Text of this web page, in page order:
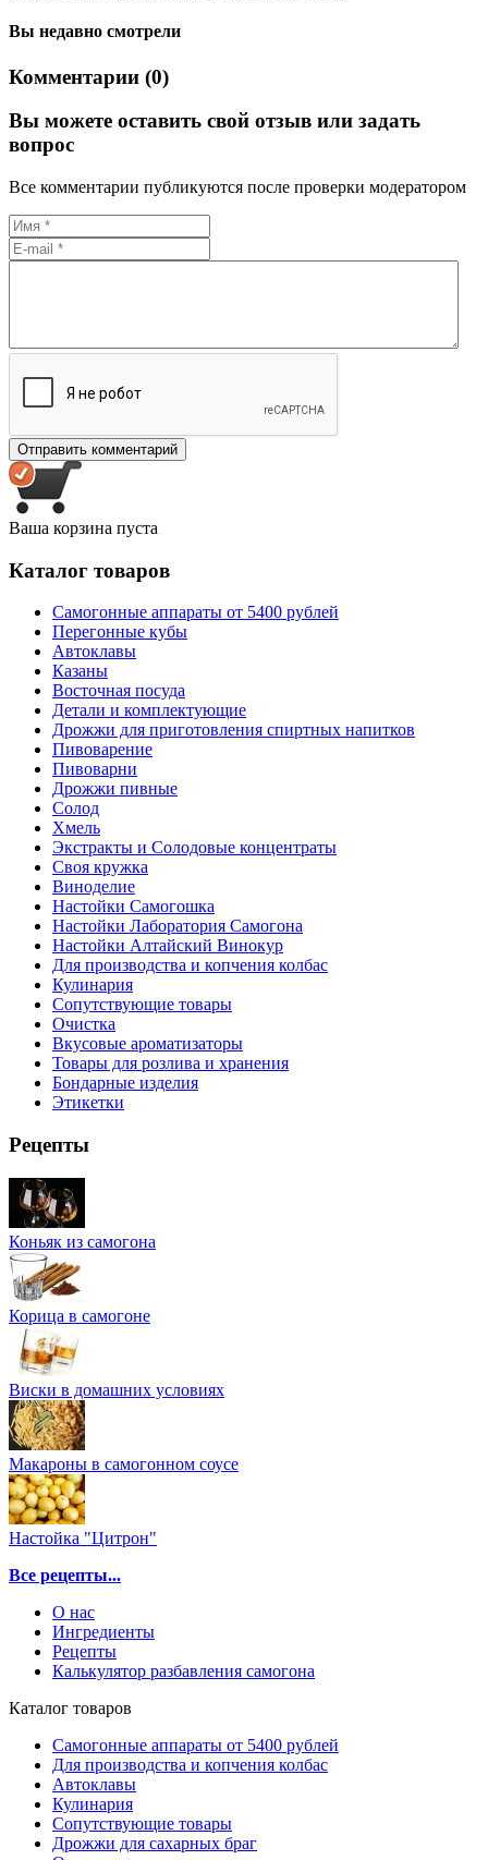
Вы недавно смотрели
Комментарии (0)
Вы можете оставить свой отзыв или задать
вопрос
Все комментарии публикуются после проверки модератором
Ваша корзина пуста
Каталог товаров
Самогонные аппараты от 5400 рублей
Перегонные кубы
Автоклавы
Казаны
Восточная посуда
Детали и комплектующие
Дрожжи для приготовления спиртных напитков
Пивоварение
Пивоварни
Дрожжи пивные
Солод
Хмель
Экстракты и Солодовые концентраты
Своя кружка
Виноделие
Настойки Самогошка
Настойки Лаборатория Самогона
Настойки Алтайский Винокур
Для производства и копчения колбас
Кулинария
Сопутствующие товары
Очистка
Вкусовые ароматизаторы
Товары для розлива и хранения
Бондарные изделия
Этикетки
Рецепты
Коньяк из самогона
Корица в самогоне
Виски в домашних условиях
Макароны в самогонном соусе
Настойка "Цитрон"
Все рецепты...
О нас
Ингредиенты
Рецепты
Калькулятор разбавления самогона
Каталог товаров
Самогонные аппараты от 5400 рублей
Для производства и копчения колбас
Автоклавы
Кулинария
Сопутствующие товары
Дрожжи для сахарных браг